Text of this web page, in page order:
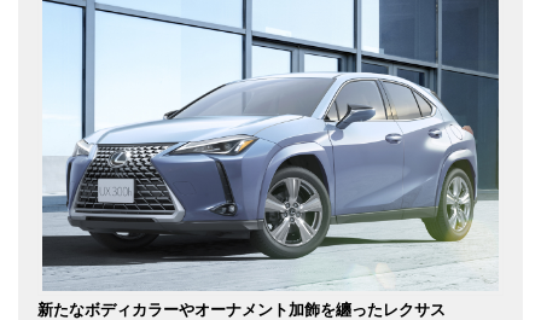
新たなボディカラーやオーナメント加飾を纏ったレクサス